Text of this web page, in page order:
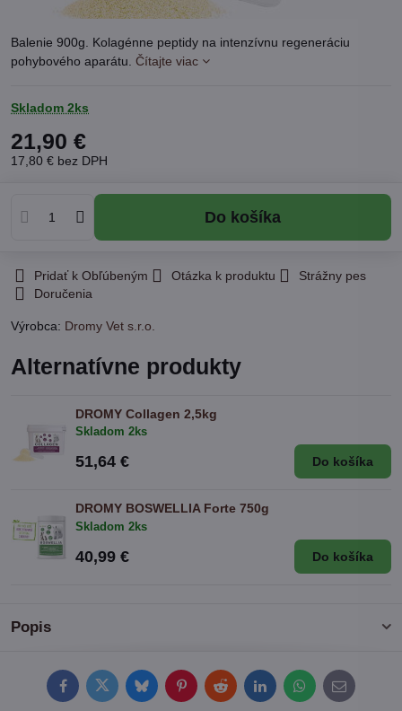
Balenie 900g. Kolagénne peptidy na intenzívnu regeneráciu
pohybového aparátu. Čítajte viac
Skladom 2ks
21,90 €
17,80 € bez DPH
Do košíka
Pridať k Obľúbeným Otázka k produktu
Strážny pes
Doručenia
Výrobca: Dromy Vet s.r.o.
Popis
FacebookTwitterBlueskyPinterestRedditLinkedInWhatsApp
E-
mail
Alternatívne produkty
DROMY Collagen 2,5kg
Skladom 2ks
51,64 € Do košíka
DROMY BOSWELLIA Forte 750g
Skladom 2ks
40,99 € Do košíka